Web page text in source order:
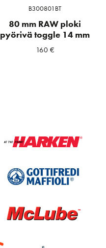
B300801BT
80 mm RAW ploki
pyörivä toggle 14 mm
160 €